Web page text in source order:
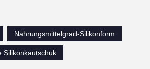
Nahrungsmittelgrad-Silikonform
Silikonkautschuk